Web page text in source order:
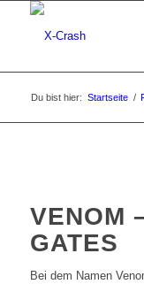
Du bist hier: Startseite /
VENOM
GATES
Bei dem Namen